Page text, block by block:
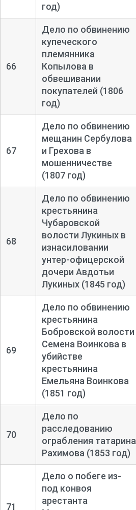
год)
66
Дело по обвинению
купеческого
племянника
Копылова в
обвешивании
покупателей (1806
год)
67
Дело по обвинению
мещанин Сербулова
и Грехова в
мошенничестве
(1807 год)
68
Дело по обвинению
крестьянина
Чубаровской
волости Лукиных в
изнасиловании
унтер-офицерской
дочери Авдотьи
Лукиных (1845 год)
69
Дело по обвинению
крестьянина
Бобровской волости
Семена Воинкова в
убийстве
крестьянина
Емельяна Воинкова
(1851 год)
70
Дело по
расследованию
ограбления татарина
Рахимова (1853 год)
71
Дело о побеге из-
под конвоя
арестанта